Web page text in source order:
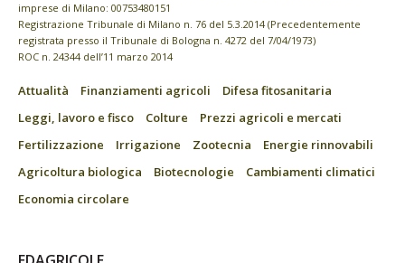
imprese di Milano: 00753480151
Registrazione Tribunale di Milano n. 76 del 5.3.2014 (Precedentemente
registrata presso il Tribunale di Bologna n. 4272 del 7/04/1973)
ROC n. 24344 dell’11 marzo 2014
Attualità Finanziamenti agricoli
Difesa fitosanitaria
Leggi, lavoro e fisco
Colture
Prezzi agricoli e mercati
Fertilizzazione
Irrigazione Zootecnia
Energie rinnovabili
Agricoltura biologica
Biotecnologie
Cambiamenti climatici
Economia circolare